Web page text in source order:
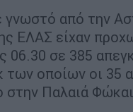
από την
ΕΛΑΣ είχαν
06.30 σε 385
των οποίων οι 35
στην Παλαιά